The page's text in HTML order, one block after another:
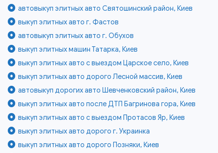
автовыкуп элитных авто Святошинский район, Киев
выкуп элитных авто г. Фастов
автовыкуп элитных авто г. Обухов
выкуп элитных машин Татарка, Киев
выкуп элитных авто с выездом Царское село, Киев
выкуп элитных авто дорого Лесной массив, Киев
автовыкуп дорогих авто Шевченковский район, Киев
выкуп элитных авто после ДТП Багринова гора, Киев
выкуп элитных авто с выездом Протасов Яр, Киев
выкуп элитных авто дорого г. Украинка
выкуп элитных авто дорого Позняки, Киев